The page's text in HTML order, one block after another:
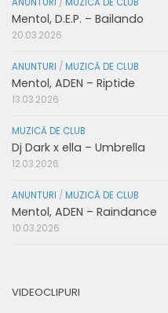
Mentol, D.E.P. – Bailando
20.03.2026
ANUNTURI / MUZICĂ DE CLUB
Mentol, ADEN – Riptide
13.03.2026
MUZICĂ DE CLUB
Dj Dark x ella – Umbrella
12.03.2026
ANUNTURI / MUZICĂ DE CLUB
Mentol, ADEN – Raindance
10.03.2026
VIDEOCLIPURI